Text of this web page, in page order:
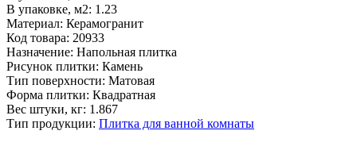
В упаковке, м2: 1.23
Материал: Керамогранит
Код товара: 20933
Назначение: Напольная плитка
Рисунок плитки: Камень
Тип поверхности: Матовая
Форма плитки: Квадратная
Вес штуки, кг: 1.867
Тип продукции: Плитка для ванной комнаты